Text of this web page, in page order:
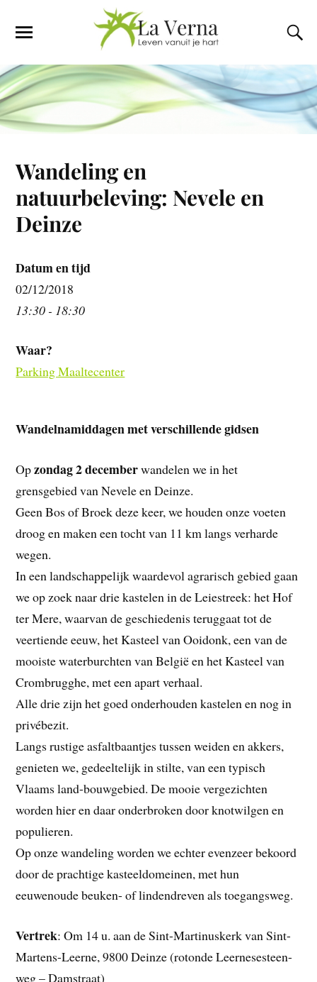
Wandeling en
natuurbeleving: Nevele en
Deinze
Datum en tijd
02/12/2018
13:30 - 18:30
Waar?
Parking Maaltecenter
Wandelnamiddagen met verschillende gidsen
Opzondag 2 decemberwandelen we in het
grensgebied van Nevele en Deinze.
Geen Bos of Broek deze keer, we houden onze voeten
droog en maken een tocht van 11 km langs verharde
wegen.
In een landschappelijk waardevol agrarisch gebied gaan
we op zoek naar drie kastelen in de Leiestreek: het Hof
ter Mere, waarvan de geschiedenis teruggaat tot de
veertiende eeuw, het Kasteel van Ooidonk, een van de
mooiste waterburchten van België en het Kasteel van
Crombrugghe, met een apart verhaal.
Alle drie zijn het goed onderhouden kastelen en nog in
privébezit.
Langs rustige asfaltbaantjes tussen weiden en akkers,
genieten we, gedeeltelijk in stilte, van een typisch
Vlaams land-bouwgebied. De mooie vergezichten
worden hier en daar onderbroken door knotwilgen en
populieren.
Op onze wandeling worden we echter evenzeer bekoord
door de prachtige kasteeldomeinen, met hun
eeuwenoude beuken- of lindendreven als toegangsweg.
Vertrek: Om 14 u. aan de Sint-Martinuskerk van Sint-
Martens-Leerne, 9800 Deinze (rotonde Leernesesteen-
weg – Damstraat)